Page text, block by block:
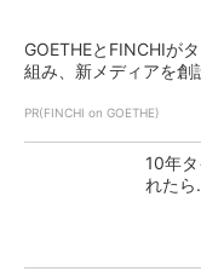
GOETHEとFINCHIが
組み、新メディアを創
PR(FINCHI on GOETHE)
10年
れた